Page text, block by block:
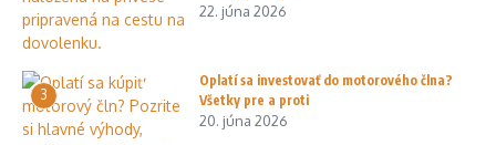
22. júna 2026
3
Oplatí sa investovať do motorového člna?
Všetky pre a proti
20. júna 2026